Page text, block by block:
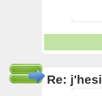
Re: